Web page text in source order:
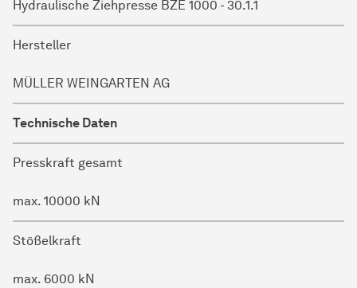
Hydraulische Ziehpresse BZE 1000 - 30.1.1
Hersteller
MÜLLER WEINGARTEN AG
Technische Daten
Presskraft gesamt
max. 10000 kN
Stößelkraft
max. 6000 kN